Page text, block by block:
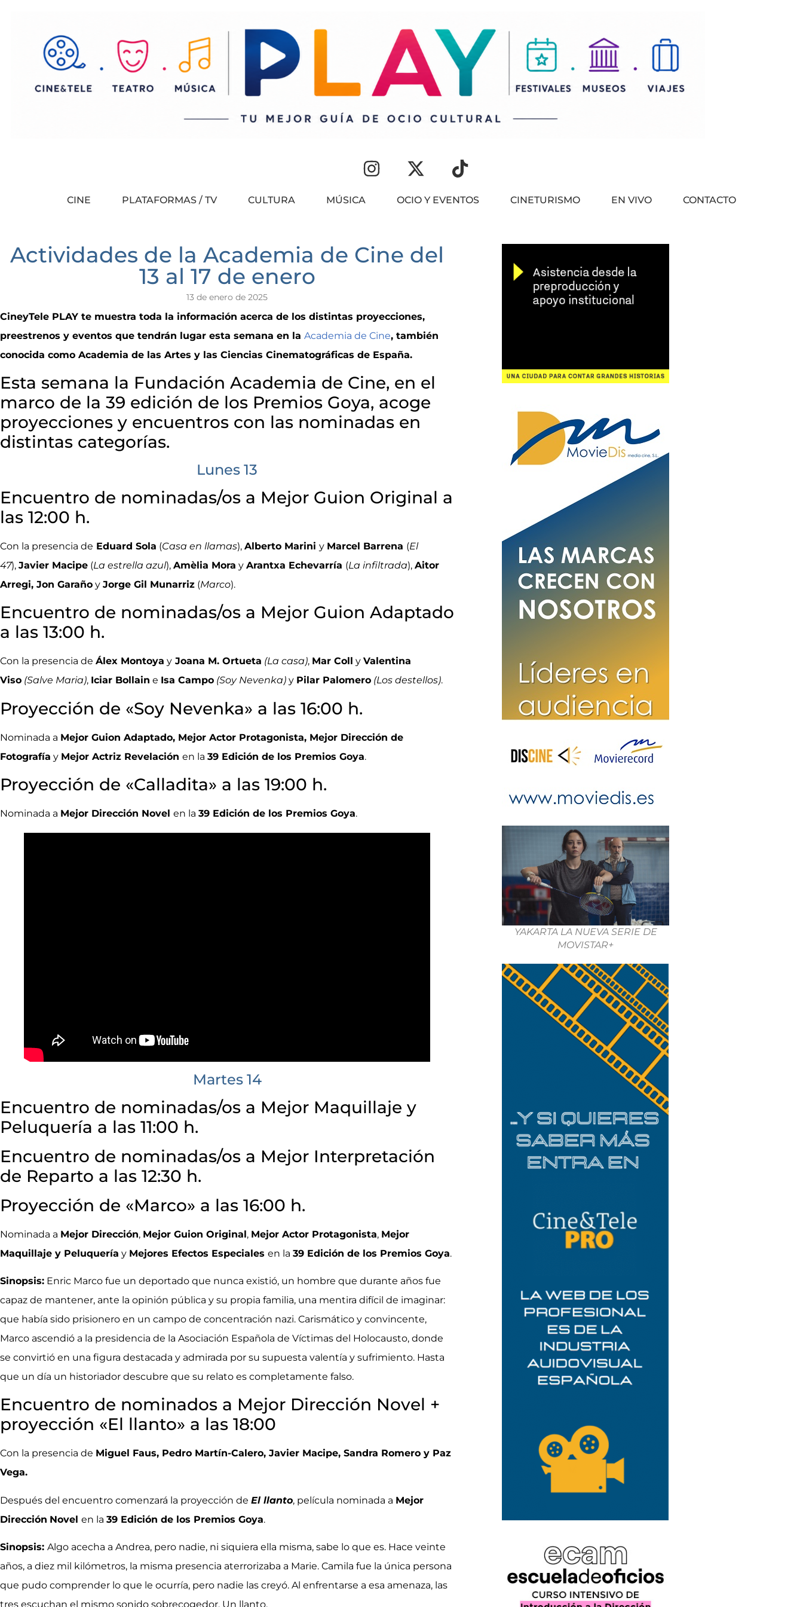
CINE PLATAFORMAS / TV CULTURA MÚSICA OCIO Y EVENTOS CINETURISMO EN VIVO CONTACTO
Actividades de la Academia de Cine del
13 al 17 de enero
13 de enero de 2025
CineyTele PLAY te muestra toda la información acerca de los distintas proyecciones,
preestrenos y eventos que tendrán lugar esta semana en la Academia de Cine, también
conocida como Academia de las Artes y las Ciencias Cinematográficas de España.
Esta semana la Fundación Academia de Cine, en el
marco de la 39 edición de los Premios Goya, acoge
proyecciones y encuentros con las nominadas en
distintas categorías.
Lunes 13
Encuentro de nominadas/os a Mejor Guion Original a
las 12:00 h.
Con la presencia de Eduard Sola (Casa en llamas), Alberto Marini y Marcel Barrena (El
47), Javier Macipe (La estrella azul), Amèlia Mora y Arantxa Echevarría (La infiltrada), Aitor
Arregi, Jon Garaño y Jorge Gil Munarriz (Marco).
Encuentro de nominadas/os a Mejor Guion Adaptado
a las 13:00 h.
Con la presencia de Álex Montoya y Joana M. Ortueta (La casa), Mar Coll y Valentina
Viso (Salve Maria), Iciar Bollain e Isa Campo (Soy Nevenka) y Pilar Palomero (Los destellos).
Proyección de «Soy Nevenka» a las 16:00 h.
Nominada a Mejor Guion Adaptado, Mejor Actor Protagonista, Mejor Dirección de
Fotografía y Mejor Actriz Revelación en la 39 Edición de los Premios Goya.
Proyección de «Calladita» a las 19:00 h.
Nominada a Mejor Dirección Novel en la 39 Edición de los Premios Goya.
Martes 14
Encuentro de nominadas/os a Mejor Maquillaje y
Peluquería a las 11:00 h.
Encuentro de nominadas/os a Mejor Interpretación
de Reparto a las 12:30 h.
Proyección de «Marco» a las 16:00 h.
Nominada a Mejor Dirección, Mejor Guion Original, Mejor Actor Protagonista, Mejor
Maquillaje y Peluquería y Mejores Efectos Especiales en la 39 Edición de los Premios Goya.
Sinopsis: Enric Marco fue un deportado que nunca existió, un hombre que durante años fue
capaz de mantener, ante la opinión pública y su propia familia, una mentira difícil de imaginar:
que había sido prisionero en un campo de concentración nazi. Carismático y convincente,
Marco ascendió a la presidencia de la Asociación Española de Víctimas del Holocausto, donde
se convirtió en una figura destacada y admirada por su supuesta valentía y sufrimiento. Hasta
que un día un historiador descubre que su relato es completamente falso.
Encuentro de nominados a Mejor Dirección Novel +
proyección «El llanto» a las 18:00
Con la presencia de Miguel Faus, Pedro Martín-Calero, Javier Macipe, Sandra Romero y Paz
Vega.
Después del encuentro comenzará la proyección de El llanto, película nominada a Mejor
Dirección Novel en la 39 Edición de los Premios Goya.
Sinopsis: Algo acecha a Andrea, pero nadie, ni siquiera ella misma, sabe lo que es. Hace veinte
años, a diez mil kilómetros, la misma presencia aterrorizaba a Marie. Camila fue la única persona
que pudo comprender lo que le ocurría, pero nadie las creyó. Al enfrentarse a esa amenaza, las
tres escuchan el mismo sonido sobrecogedor. Un llanto.
YAKARTA LA NUEVA SERIE DE
MOVISTAR+